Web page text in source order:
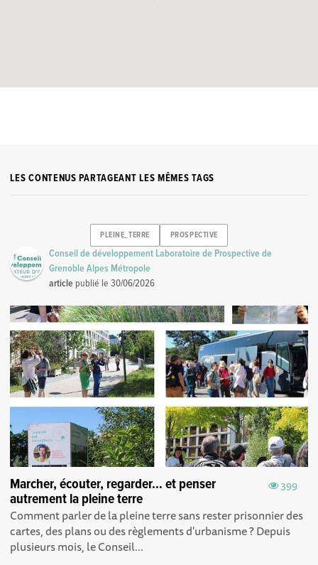
LES CONTENUS PARTAGEANT LES MÊMES TAGS
PLEINE_TERRE PROSPECTIVE
Conseil de développement Laboratoire de Prospective de
Grenoble Alpes Métropole
article publié le30/06/2026
399
Marcher, écouter, regarder… et penser
autrement la pleine terre
Comment parler de la pleine terre sans rester prisonnier des
cartes, des plans ou des règlements d'urbanisme ? Depuis
plusieurs mois, le Conseil...